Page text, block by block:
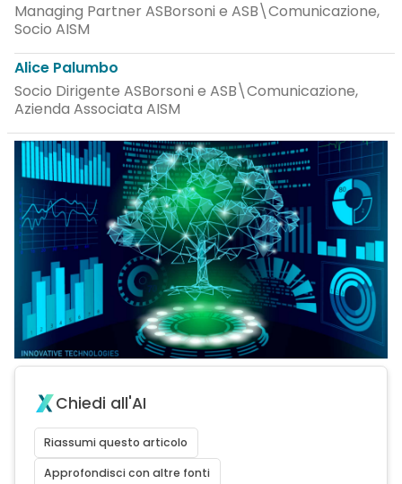
Managing Partner ASBorsoni e ASB\Comunicazione,
Socio AISM
Alice Palumbo
Socio Dirigente ASBorsoni e ASB\Comunicazione,
Azienda Associata AISM
Chiedi all'AI
Riassumi questo articolo
Approfondisci con altre fonti